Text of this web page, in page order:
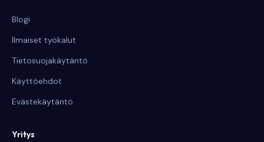
Blogi
Ilmaiset työkalut
Tietosuojakäytäntö
Käyttöehdot
Evästekäytäntö
Yritys